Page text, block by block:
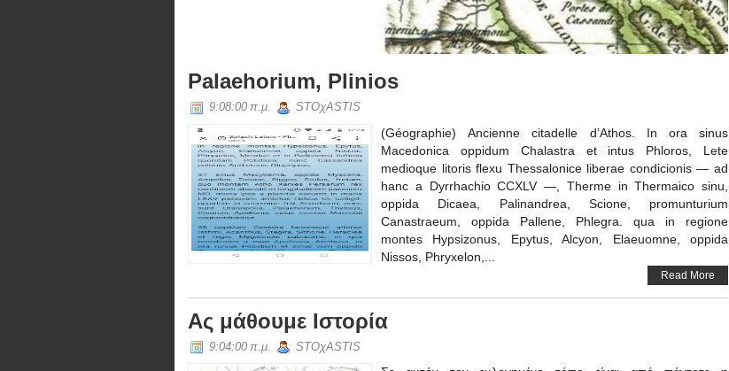
Palaehorium, Plinios
9:08:00 π.μ. STOχASTIS
(Géographie) Ancienne citadelle d’Athos. In ora sinus
Macedonica oppidum Chalastra et intus Phloros, Lete
medioque litoris flexu Thessalonice liberae condicionis — ad
hanc a Dyrrhachio CCXLV —, Therme in Thermaico sinu,
oppida Dicaea, Palinandrea, Scione, promunturium
Canastraeum, oppida Pallene, Phlegra. qua in regione
montes Hypsizonus, Epytus, Alcyon, Elaeuomne, oppida
Nissos, Phryxelon,...
Read More
Ας μάθουμε Ιστορία
9:04:00 π.μ. STOχASTIS